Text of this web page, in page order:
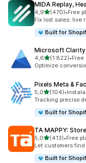
MIDA Replay,
4,9de 5 estrelas
(470)
470 total de•Free
Fix lost sales: live
Built for
Microsoft
4,6de 5 estrelas
(1.822)
1822 total de•Free
Optimize
Pixels Meta &
5,0de 5 estrelas
(104)
104 total de
•
Tracking preciso
Built for
TA MAPPY:
5,0de 5 estrelas
(413)
413 total de
•Free
Let customers
Built for